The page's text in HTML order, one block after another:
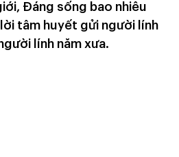
Đáng sống bao nhiêu
tâm huyết gửi người lính
lính năm xưa.